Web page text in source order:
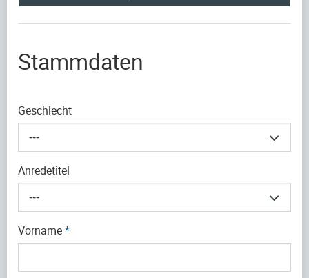
Stammdaten
Geschlecht
---
Anredetitel
---
Vorname*